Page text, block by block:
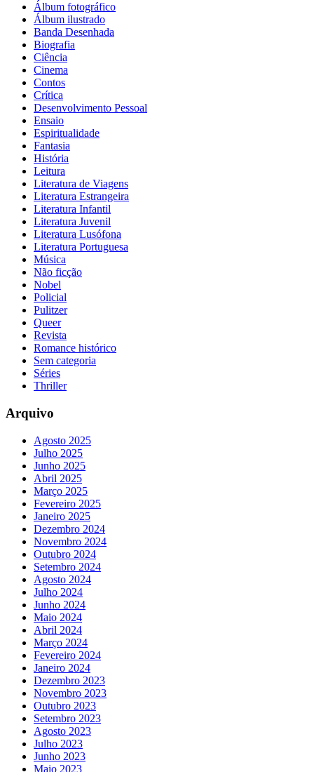
Álbum fotográfico
Álbum ilustrado
Banda Desenhada
Biografia
Ciência
Cinema
Contos
Crítica
Desenvolvimento Pessoal
Ensaio
Espiritualidade
Fantasia
História
Leitura
Literatura de Viagens
Literatura Estrangeira
Literatura Infantil
Literatura Juvenil
Literatura Lusófona
Literatura Portuguesa
Música
Não ficção
Nobel
Policial
Pulitzer
Queer
Revista
Romance histórico
Sem categoria
Séries
Thriller
Arquivo
Agosto 2025
Julho 2025
Junho 2025
Abril 2025
Março 2025
Fevereiro 2025
Janeiro 2025
Dezembro 2024
Novembro 2024
Outubro 2024
Setembro 2024
Agosto 2024
Julho 2024
Junho 2024
Maio 2024
Abril 2024
Março 2024
Fevereiro 2024
Janeiro 2024
Dezembro 2023
Novembro 2023
Outubro 2023
Setembro 2023
Agosto 2023
Julho 2023
Junho 2023
Maio 2023